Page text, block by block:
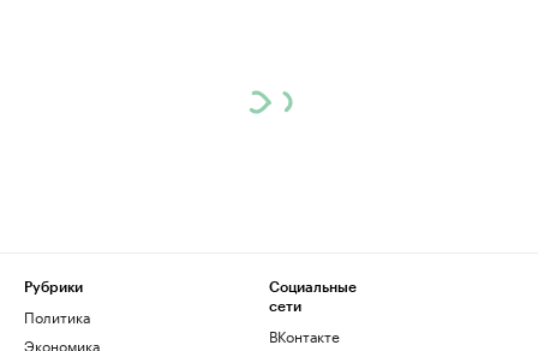
Рубрики
Политика
Экономика
Социальные
сети
ВКонтакте